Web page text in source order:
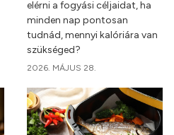
elérni a fogyási céljaidat, ha
minden nap pontosan
tudnád, mennyi kalóriára van
szükséged?
2026. MÁJUS 28.